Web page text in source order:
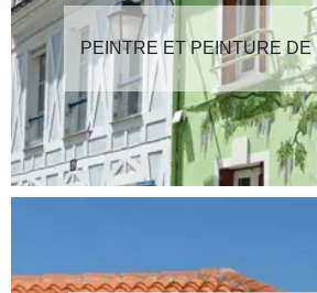
PEINTRE ET PEINTURE DE